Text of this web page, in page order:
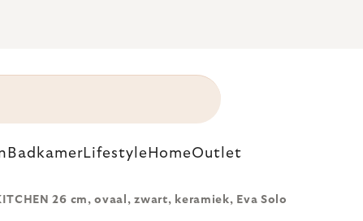
BadkamerLifestyle HomeOutlet
26 cm, ovaal, zwart, keramiek, Eva Solo